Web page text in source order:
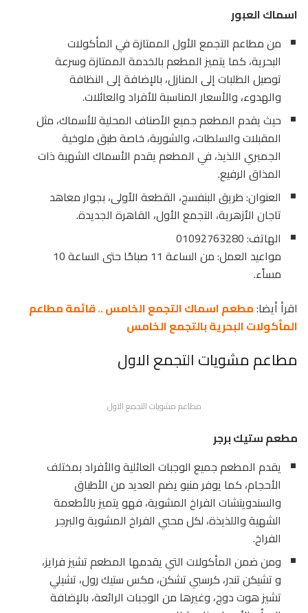
اسماك العبور
من مطاعم التجمع الأول الممتازة في المأكولات
البحرية، كما يتميز المطعم بالخدمة الممتازة وسرعة
توصيل الطلبات إلى المنازل، بالإضافة إلى النظافة
والهدوء، والأسعار المناسبة للأفراد والعائلات.
حيث يقدم المطعم جميع الأصناف المحلية للأسماك، مثل
المقبلات والسلطات، والشوربة، خاصة طبق ملوخية
الجمبري اللذيذ، في المطعم يقدم الأسماك الشهية ذات
المذاق الرفيع.
العنوان: طريق البنفسج، القطعة الأولى، بجوار معاهد
تاجان الأزهرية، التجمع الأول، القاهرة الجديدة.
الهاتف: 01092763280
مواعيد العمل: من الساعة 11 صباحًا حتى الساعة 10
مساًء.
اقرأ أيضا:مطعم اسماك التجمع الخامس .. قائمة مطاعم
المأكولات البحرية بالتجمع الخامس
مطاعم مشويات التجمع الاول
مطاعم مشويات التجمع الاول
مطعم ستيك برجر
يقدم المطعم جميع الوجبات العائلية والأفراد بمختلف
الأحجام، كما يوفر منيو يضم العديد من الأطباق
والسندويتشات الفراخ المشوية، فهو يتميز بالأطعمة
الشهية واللذيذة، لكل محبي الفراخ المشوية والبرجر
الفراخ.
ومن ضمن المأكولات التي يقدمها المطعم تشيز فرايز،
و تشيكن تندر، كرسبي تشكن، مكس ستيك رول، تشيلي
تشيز هوت دوج، وغيرها من الوجبات الرائعة، بالإضافة